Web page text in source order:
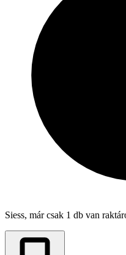
Siess, már csak 1 db van